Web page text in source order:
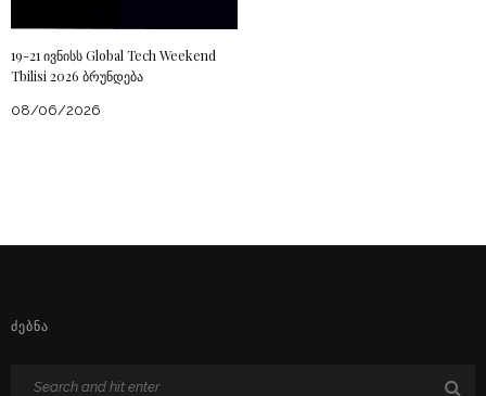
19-21 ივნისს Global Tech Weekend
Tbilisi 2026 ბრუნდება
08/06/2026
ᲫᲔᲑᲜᲐ